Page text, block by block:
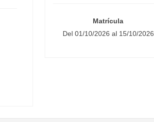
Matrícula
Del 01/10/2026 al 15/10/2026